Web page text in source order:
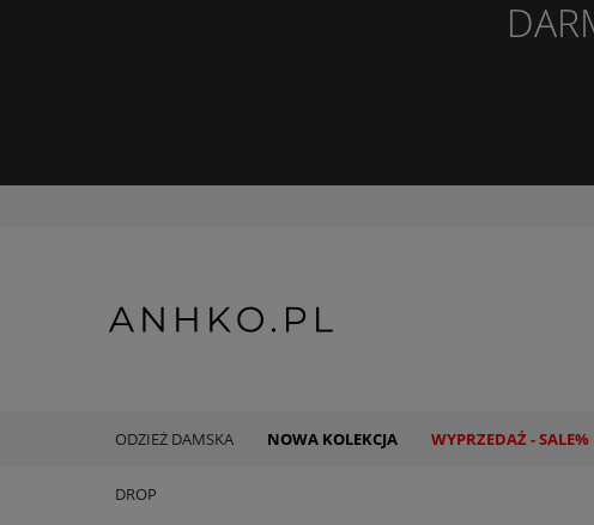
ODZIEŻ DAMSKA NOWA KOLEKCJA WYPRZEDAŻ - SALE%
DROP